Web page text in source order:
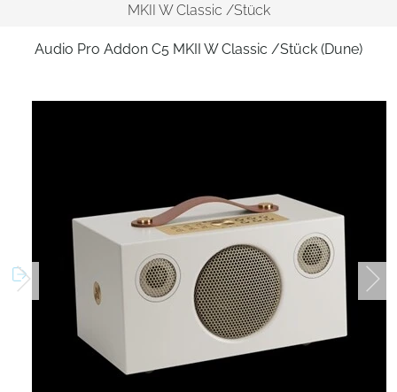
MKII W Classic /Stück
Audio Pro Addon C5 MKII W Classic /Stück (Dune)